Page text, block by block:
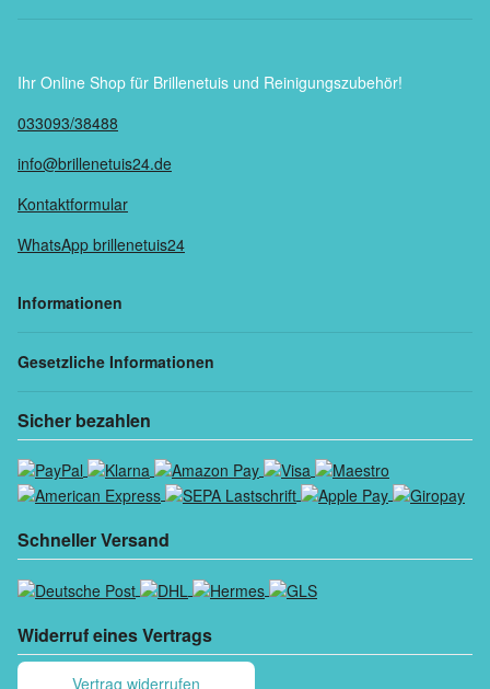
Ihr Online Shop für Brillenetuis und Reinigungszubehör!
033093/38488
info@brillenetuis24.de
Kontaktformular
WhatsApp brillenetuis24
Informationen
Gesetzliche Informationen
Sicher bezahlen
Schneller Versand
Widerruf eines Vertrags
Vertrag widerrufen